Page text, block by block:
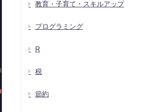
教育・子育て・スキルアップ
プログラミング
R
税
節約